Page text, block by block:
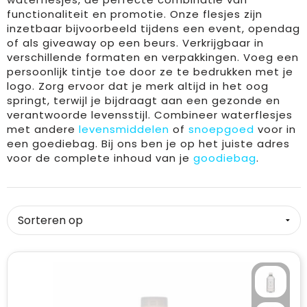
Drinkwaren
Dekens, Fleecedekens en Kussens
Feestartikelen
Golf
Huis, Tuin en Keuken
Kantoor en Zakelijk
Kinderen, Peuters en Baby's
Overalls
Overhemden
Polo's
Reflecterende polo's
Regenkleding
Schorten en Sloven
Sweaters
Kleding accessoires
Ondergoed, Sokken en Nachtkleding
Overhemden
Peuters en Baby's
Polo's
Regenkleding
Sweaters
Duffeltassen
Fietstassen
Heuptassen
Jute tassen
Katoenen draagtassen
Koeltassen en Koelboxen
Koffers en Trolleys
Brievenbusgeschenk
functionaliteit en promotie. Onze flesjes zijn
inzetbaar bijvoorbeeld tijdens een event, opendag
of als giveaway op een beurs. Verkrijgbaar in
verschillende formaten en verpakkingen. Voeg een
persoonlijk tintje toe door ze te bedrukken met je
logo. Zorg ervoor dat je merk altijd in het oog
springt, terwijl je bijdraagt aan een gezonde en
verantwoorde levensstijl. Combineer waterflesjes
met andere levensmiddelen of snoepgoed voor in
een goediebag. Bij ons ben je op het juiste adres
voor de complete inhoud van je goodiebag.